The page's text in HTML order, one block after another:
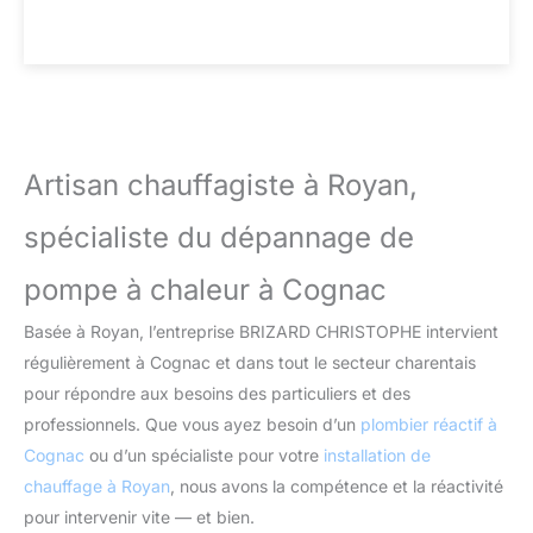
Artisan chauffagiste à Royan,
spécialiste du dépannage de
pompe à chaleur à Cognac
Basée à Royan, l’entreprise BRIZARD CHRISTOPHE intervient
régulièrement à Cognac et dans tout le secteur charentais
pour répondre aux besoins des particuliers et des
professionnels. Que vous ayez besoin d’un plombier réactif à
Cognac ou d’un spécialiste pour votre installation de
chauffage à Royan , nous avons la compétence et la réactivité
pour intervenir vite — et bien.